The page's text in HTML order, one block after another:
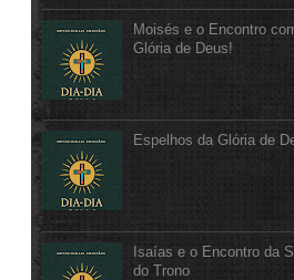
Moisés e o Encontro
Glória de Deus!
Espelhos da Glória de
Isaías e o Encontro da
do Trono